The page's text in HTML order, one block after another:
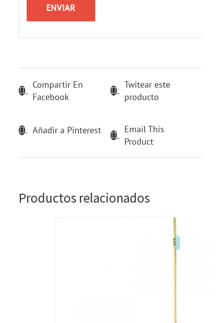
Compartir En
Facebook
Twitear este
producto
Añadir a Pinterest
Email This
Product
Productos relacionados